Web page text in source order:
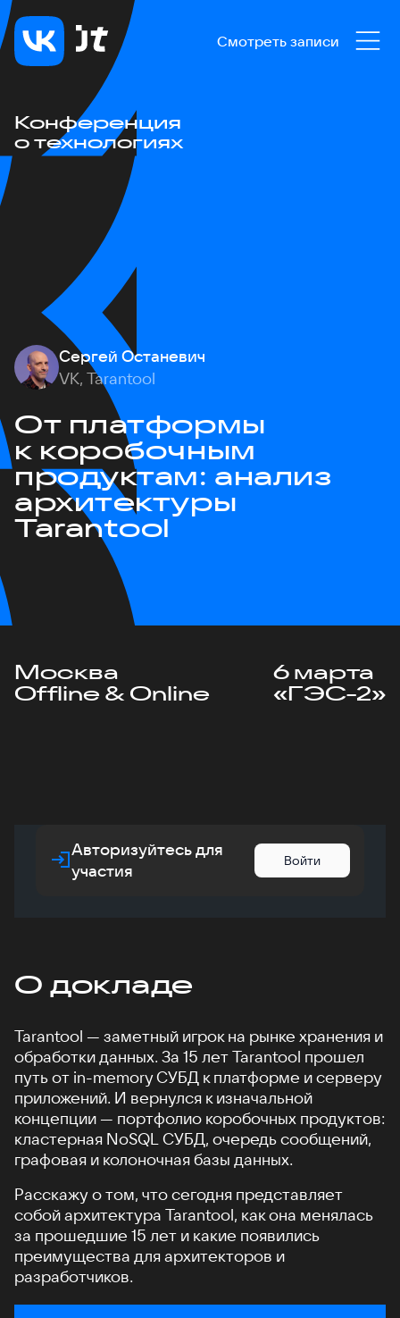
Смотреть записи
Конференция
о технологиях
Сергей Останевич
VK, Tarantool
От платформы
к коробочным
продуктам: анализ
архитектуры
Tarantool
Москва
Offline & Online
6 марта
«ГЭС-2»
Авторизуйтесь для
участия
Войти
О докладе
Tarantool — заметный игрок на рынке хранения и
обработки данных. За 15 лет Tarantool прошел
путь от in-memory СУБД к платформе и серверу
приложений. И вернулся к изначальной
концепции — портфолио коробочных продуктов:
кластерная NoSQL СУБД, очередь сообщений,
графовая и колоночная базы данных.
Расскажу о том, что сегодня представляет
собой архитектура Tarantool, как она менялась
за прошедшие 15 лет и какие появились
преимущества для архитекторов и
разработчиков.